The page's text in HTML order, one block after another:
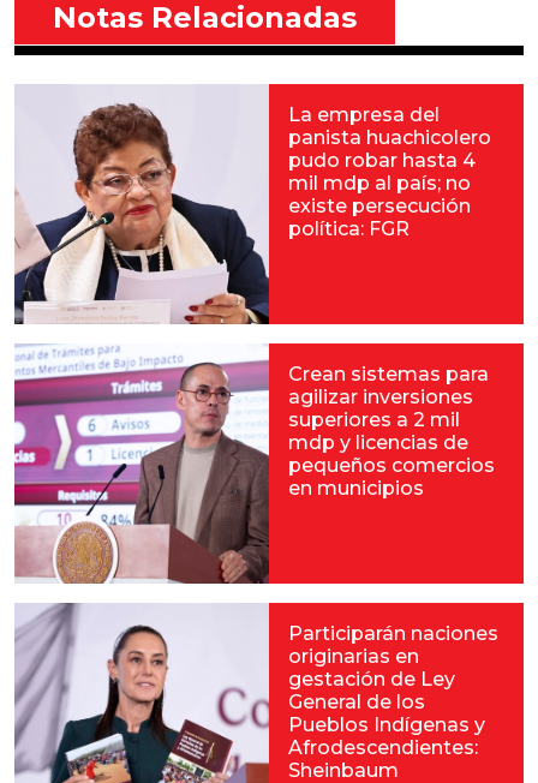
Notas Relacionadas
La empresa del
panista huachicolero
pudo robar hasta 4
mil mdp al país; no
existe persecución
política: FGR
Crean sistemas para
agilizar inversiones
superiores a 2 mil
mdp y licencias de
pequeños comercios
en municipios
Participarán naciones
originarias en
gestación de Ley
General de los
Pueblos Indígenas y
Afrodescendientes:
Sheinbaum